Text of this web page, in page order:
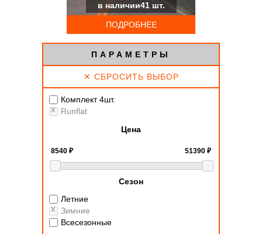
в наличии41 шт.
ПОДРОБНЕЕ
ПАРАМЕТРЫ
✕ СБРОСИТЬ ВЫБОР
Комплект 4шт.
Runflat
Цена
Сезон
Летние
Зимние
Всесезонные